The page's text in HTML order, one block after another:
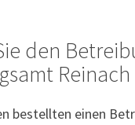
den
bestellten einen